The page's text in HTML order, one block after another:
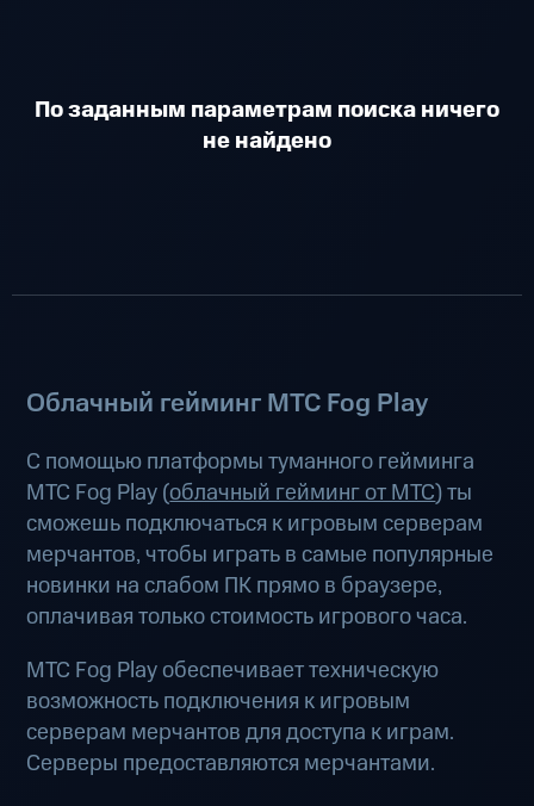
По заданным параметрам поиска ничего
не найдено
Облачный гейминг МТС Fog Play
С помощью платформы туманного гейминга
МТС Fog Play (облачный гейминг от МТС) ты
сможешь подключаться к игровым серверам
мерчантов, чтобы играть в самые популярные
новинки на слабом ПК прямо в браузере,
оплачивая только стоимость игрового часа.
МТС Fog Play обеспечивает техническую
возможность подключения к игровым
серверам мерчантов для доступа к играм.
Серверы предоставляются мерчантами.